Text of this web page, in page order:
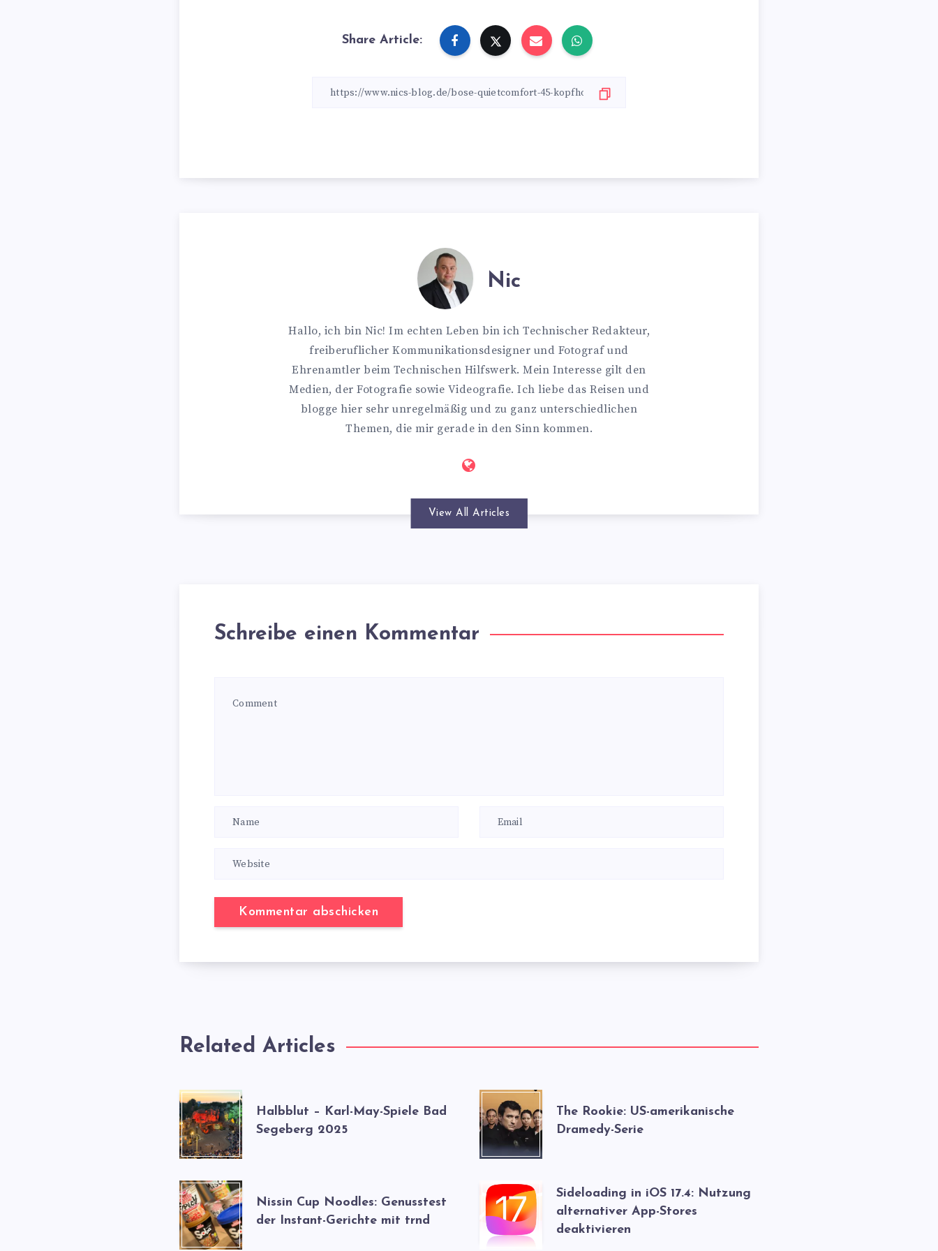
Share Article:
Nic
Hallo, ich bin Nic! Im echten Leben bin ich Technischer Redakteur,
freiberuflicher Kommunikationsdesigner und Fotograf und
Ehrenamtler beim Technischen Hilfswerk. Mein Interesse gilt den
Medien, der Fotografie sowie Videografie. Ich liebe das Reisen und
blogge hier sehr unregelmäßig und zu ganz unterschiedlichen
Themen, die mir gerade in den Sinn kommen.
View All Articles
Schreibe einen Kommentar
Related Articles
Halbblut – Karl-May-Spiele Bad
Segeberg 2025
The Rookie: US-amerikanische
Dramedy-Serie
Nissin Cup Noodles: Genusstest
der Instant-Gerichte mit trnd
Sideloading in iOS 17.4: Nutzung
alternativer App-Stores
deaktivieren